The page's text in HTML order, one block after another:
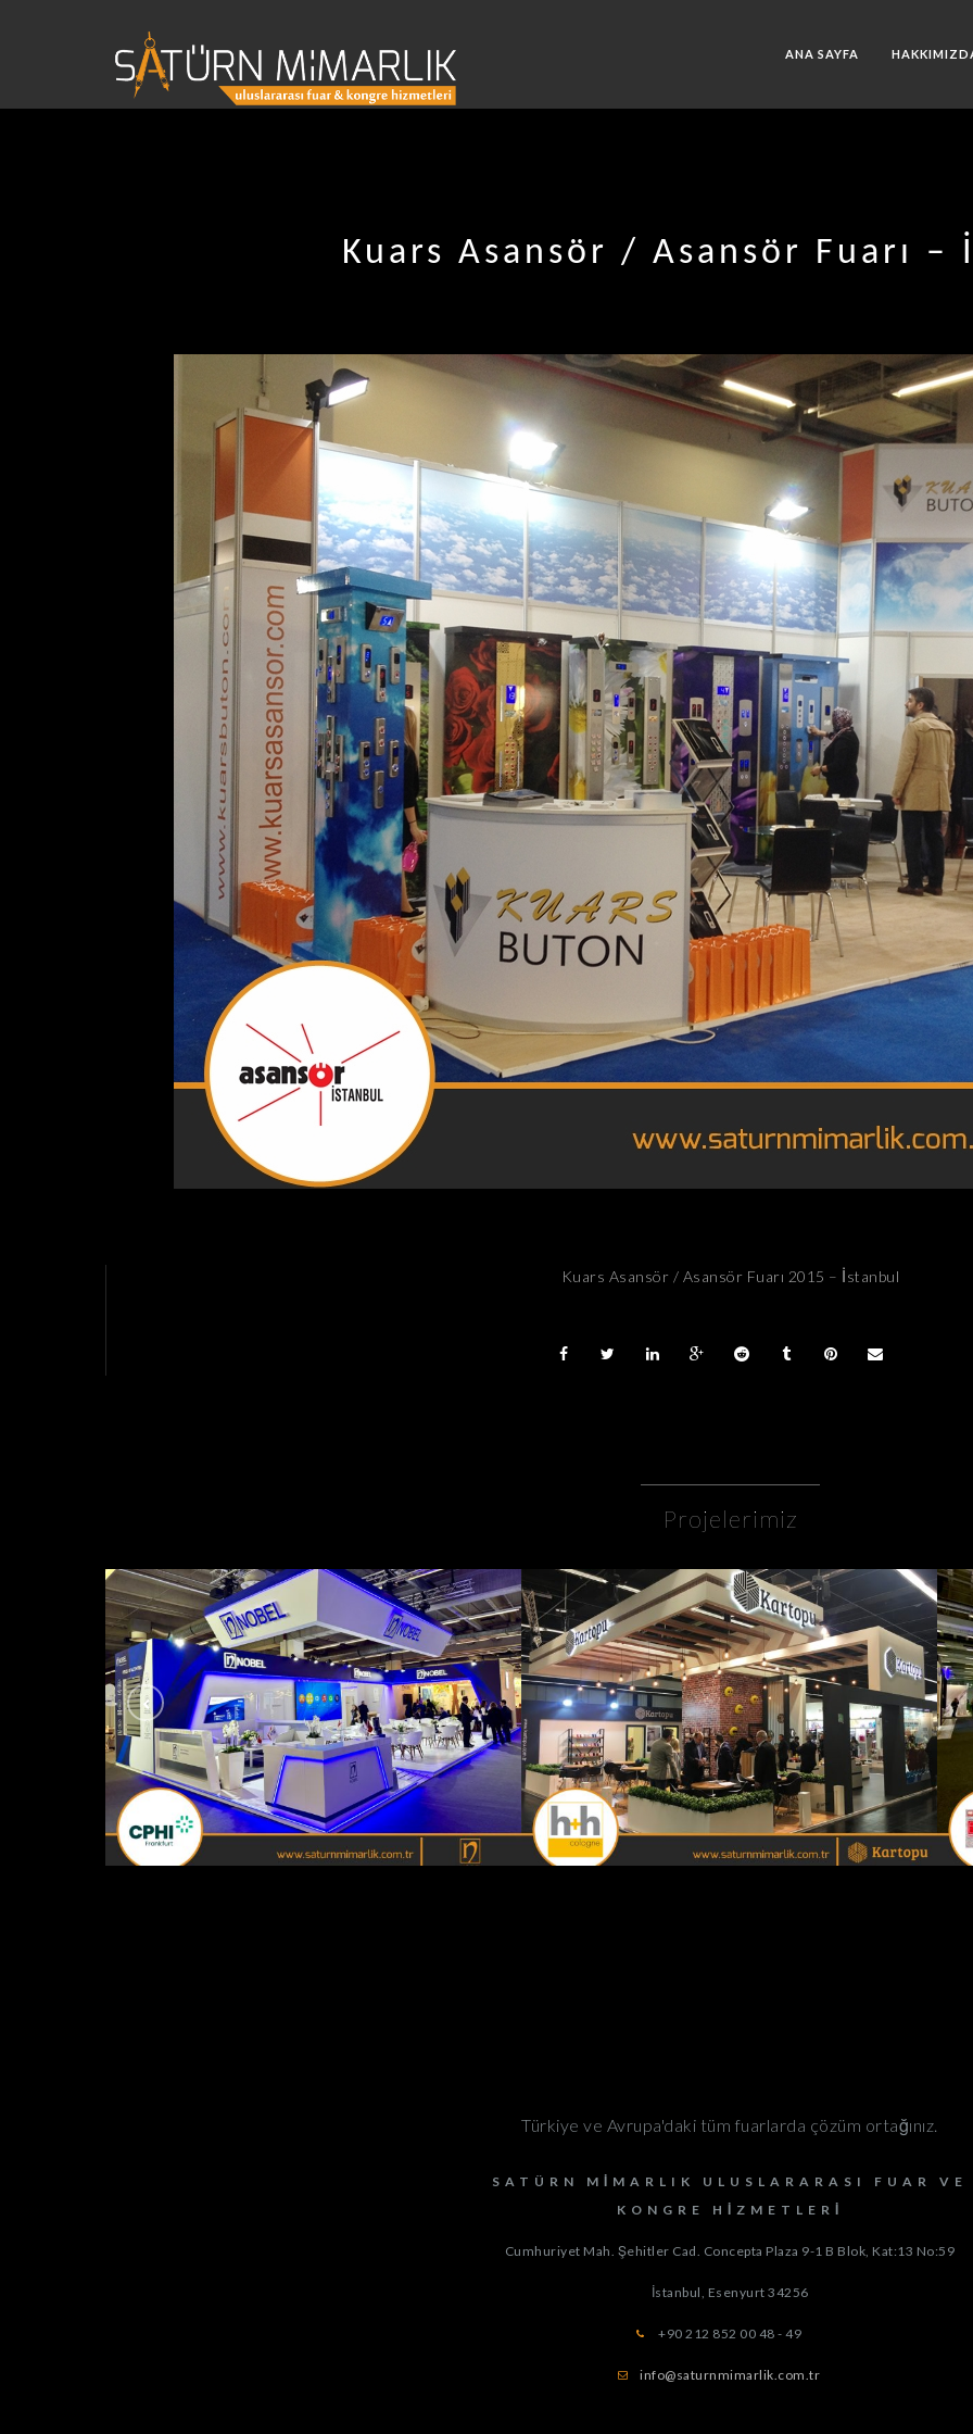
ANA SAYFA
Kuars Asansör / Asansör Fuarı –
Kuars Asansör / Asansör Fuarı 2015 – İstanbul
Projelerimiz
Nobel İlaç / Cphi Fuarı Frankfurt – Almanya
AHŞAP - ÖZGÜN STANDLAR
Kartopu / H+H Köln Fuarı – Almanya
AHŞAP - ÖZGÜN STANDLAR
Türkiye ve Avrupa'daki tüm fuarlarda çözüm ortağınız.
SATÜRN MIMARLIK ULUSLARARASI FUAR VE
KONGRE HIZMETLERI
Cumhuriyet Mah. Şehitler Cad. Concepta Plaza 9-1 B Blok, Kat:13 No:59
İstanbul, Esenyurt 34256
+90 212 852 00 48 - 49
info@saturnmimarlik.com.tr